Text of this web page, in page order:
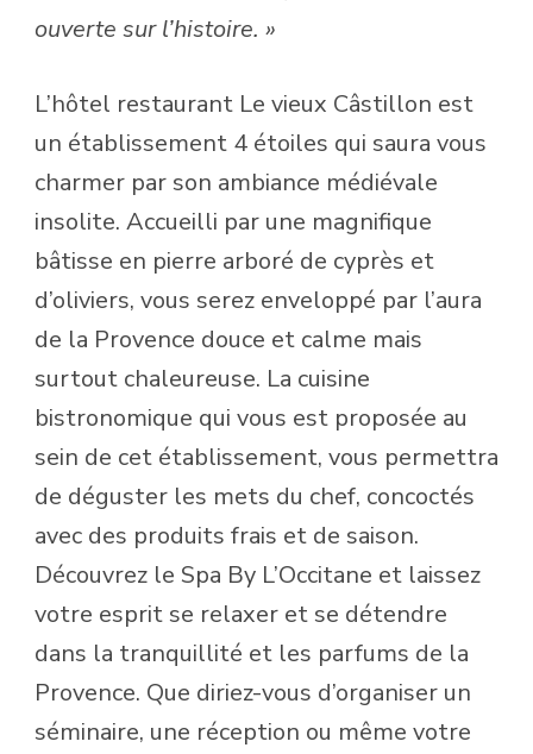
ouverte sur l’histoire. »
L’hôtel restaurant Le vieux Câstillon est
un établissement 4 étoiles qui saura vous
charmer par son ambiance médiévale
insolite. Accueilli par une magnifique
bâtisse en pierre arboré de cyprès et
d’oliviers, vous serez enveloppé par l’aura
de la Provence douce et calme mais
surtout chaleureuse. La cuisine
bistronomique qui vous est proposée au
sein de cet établissement, vous permettra
de déguster les mets du chef, concoctés
avec des produits frais et de saison.
Découvrez le Spa By L’Occitane et laissez
votre esprit se relaxer et se détendre
dans la tranquillité et les parfums de la
Provence. Que diriez-vous d’organiser un
séminaire, une réception ou même votre